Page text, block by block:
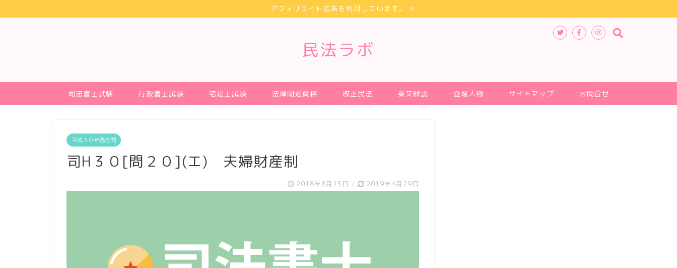
アフィリエイト広告を利用しています。
民法ラボ
司法書士試験 行政書士試験 宅建士試験 法律関連資格 改正民法 条文解説 登場人物 サイトマップ お問合せ
平成３０年過去問
司H３０[問２０](エ) 夫婦財産制
2018年8月15日 / 2019年4月29日